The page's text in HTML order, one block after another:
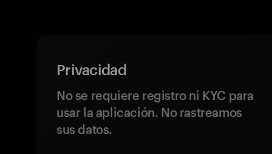
Privacidad
No se requiere registro ni KYC para
usar la aplicación. No rastreamos
sus datos.